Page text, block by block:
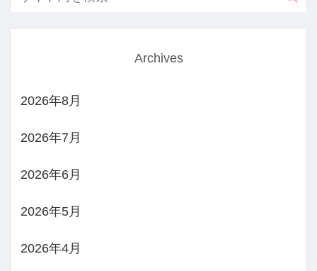
Archives
2026年8月
2026年7月
2026年6月
2026年5月
2026年4月